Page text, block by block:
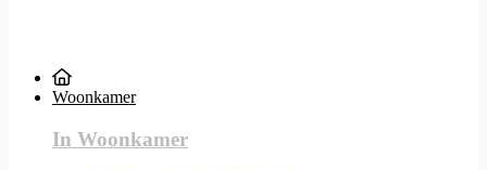
Woonkamer
In Woonkamer